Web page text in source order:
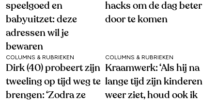
speelgoed en
babyuitzet: deze
adressen wil je
bewaren
hacks om de dag beter
door te komen
COLUMNS & RUBRIEKEN
Dirk (40) probeert zijn
tweeling op tijd weg te
brengen: ‘Zodra ze
COLUMNS & RUBRIEKEN
Kraamwerk: ‘Als hij na
lange tijd zijn kinderen
weer ziet, houd ook ik